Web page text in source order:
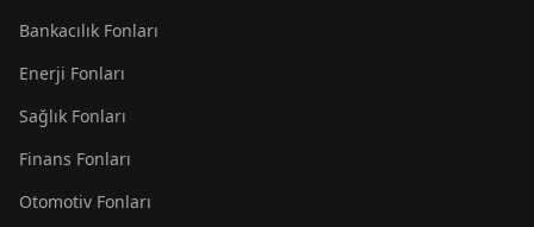
Bankacılık Fonları
Enerji Fonları
Sağlık Fonları
Finans Fonları
Otomotiv Fonları